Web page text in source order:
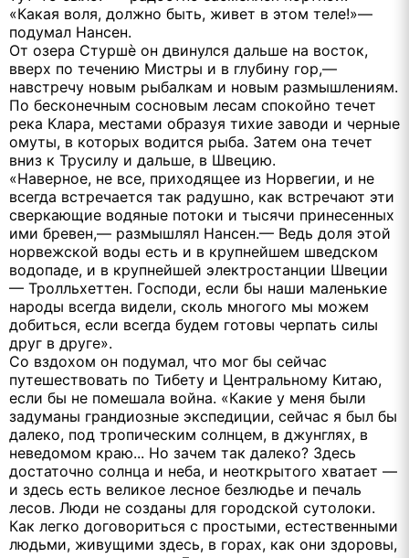
«Какая воля, должно быть, живет в этом теле!»—
подумал Нансен.
От озера Стуршѐ он двинулся дальше на восток,
вверх по течению Мистры и в глубину гор,—
навстречу новым рыбалкам и новым размышлениям.
По бесконечным сосновым лесам спокойно течет
река Клара, местами образуя тихие заводи и черные
омуты, в которых водится рыба. Затем она течет
вниз к Трусилу и дальше, в Швецию.
«Наверное, не все, приходящее из Норвегии, и не
всегда встречается так радушно, как встречают эти
сверкающие водяные потоки и тысячи принесенных
ими бревен,— размышлял Нансен.— Ведь доля этой
норвежской воды есть и в крупнейшем шведском
водопаде, и в крупнейшей электростанции Швеции
— Тролльхеттен. Господи, если бы наши маленькие
народы всегда видели, сколь многого мы можем
добиться, если всегда будем готовы черпать силы
друг в друге».
Со вздохом он подумал, что мог бы сейчас
путешествовать по Тибету и Центральному Китаю,
если бы не помешала война. «Какие у меня были
задуманы грандиозные экспедиции, сейчас я был бы
далеко, под тропическим солнцем, в джунглях, в
неведомом краю... Но зачем так далеко? Здесь
достаточно солнца и неба, и неоткрытого хватает —
и здесь есть великое лесное безлюдье и печаль
лесов. Люди не созданы для городской сутолоки.
Как легко договориться с простыми, естественными
людьми, живущими здесь, в горах, как они здоровы,